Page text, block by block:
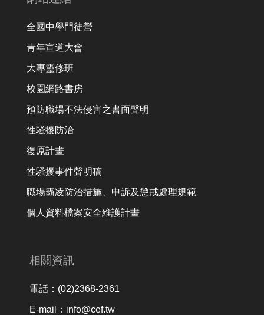
全國中學門徒營
青年宣道大會
大專靈修班
校園網路書房
預防職場不法侵害之書面聲明
性騷擾防治
復原計畫
性騷擾事件聲明稿
職場霸凌防治措施、申訴及懲戒處理規範
個人資料檔案安全維護計畫
相關資訊
電話：(02)2368-2361
E-mail：info@cef.tw